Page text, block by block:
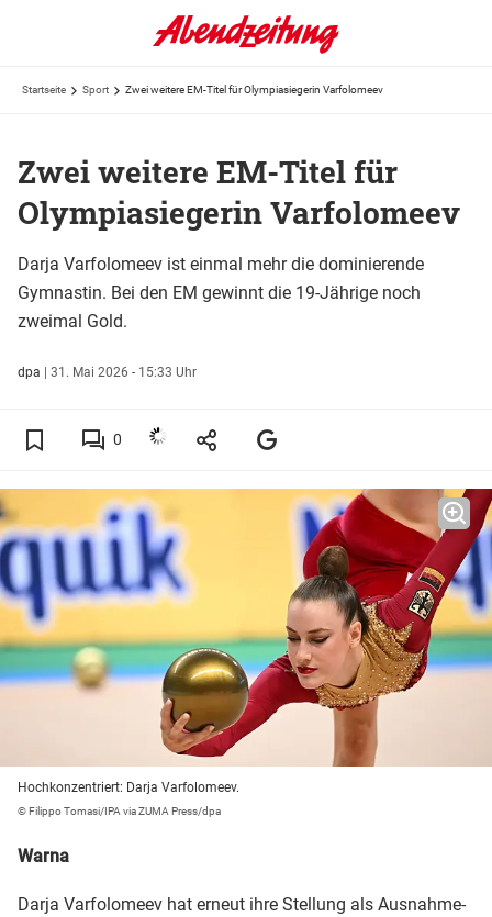
Startseite Sport Zwei weitere EM-Titel für Olympiasiegerin Varfolomeev
Zwei weitere EM-Titel für
Olympiasiegerin Varfolomeev
Darja Varfolomeev ist einmal mehr die dominierende
Gymnastin. Bei den EM gewinnt die 19-Jährige noch
zweimal Gold.
dpa | 31. Mai 2026 - 15:33 Uhr
0
Hochkonzentriert: Darja Varfolomeev.
© Filippo Tomasi/IPA via ZUMA Press/dpa
Warna
Darja Varfolomeev hat erneut ihre Stellung als Ausnahme-